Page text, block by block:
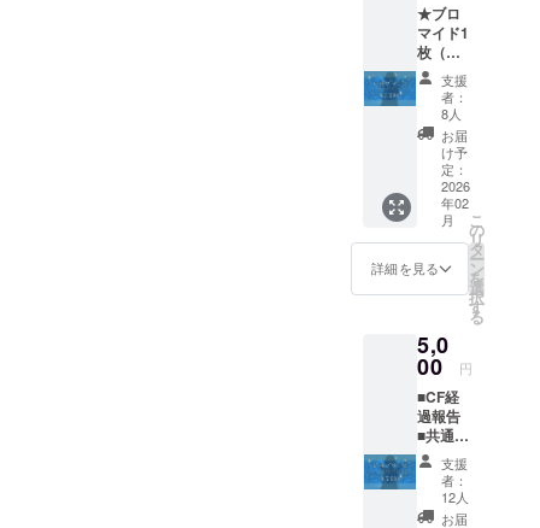
★ブロ
マイド1
枚（全
20種
類） ※
こちら
でラン
ダムに
選んだ
チェ
キ・ブ
ロマイ
ドを送
らせて
いただ
きます
2月中を
予定し
ており
ます
支援
者：
8人
お届
け予
定：
2026
年02
月
詳細を見る
こ
の
リ
タ
ー
ン
を
選
択
す
る
5,0
00 円
■CF経
過報告
■共通あ
りがと
うボイ
ス ■サ
イン入
支援
者：
12人
お届